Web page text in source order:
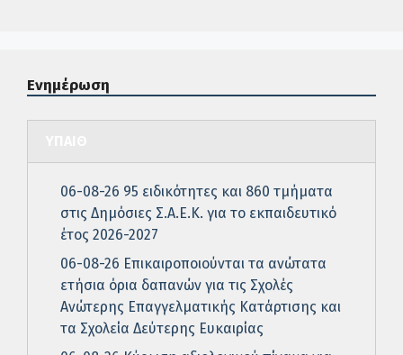
Ενημέρωση
06-08-26 95 ειδικότητες και 860 τμήματα
στις Δημόσιες Σ.Α.Ε.Κ. για το εκπαιδευτικό
έτος 2026-2027
06-08-26 Επικαιροποιούνται τα ανώτατα
ετήσια όρια δαπανών για τις Σχολές
Ανώτερης Επαγγελματικής Κατάρτισης και
τα Σχολεία Δεύτερης Ευκαιρίας